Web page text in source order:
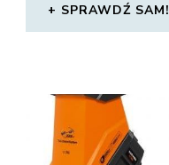
SPRAWDŹ SAM!